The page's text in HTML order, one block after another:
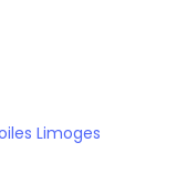
Limoges